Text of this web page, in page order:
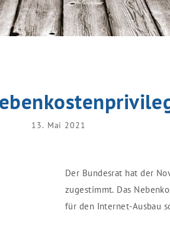
13. Mai 2021
Der Bundesrat hat der
zugestimmt. Das
für den Internet-Ausbau